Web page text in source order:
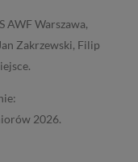
AWF Warszawa,
Zakrzewski, Filip
2026.